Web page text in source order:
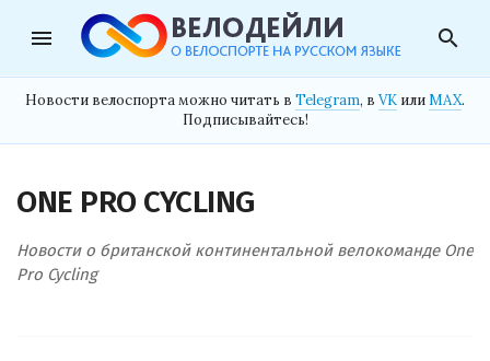
menu search
Новости велоспорта можно читать в Telegram, в VK илиMAX.
Подписывайтесь!
ONE PRO CYCLING
Новости о британской континентальной велокоманде One
Pro Cycling